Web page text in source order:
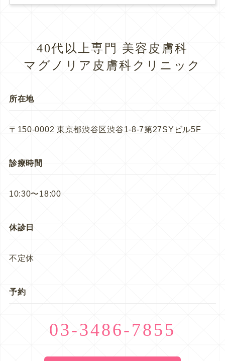
40代以上専門 美容皮膚科
マグノリア皮膚科クリニック
所在地
〒150-0002 東京都渋谷区渋谷1-8-7第27SYビル5F
診療時間
10:30〜18:00
休診日
不定休
予約
03-3486-7855